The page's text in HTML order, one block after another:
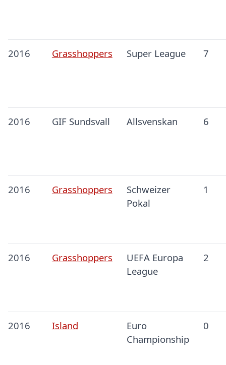
2016 Grasshoppers Super League 7
2016 GIF Sundsvall Allsvenskan 6
2016 Grasshoppers
Schweizer
Pokal
1
2016 Grasshoppers
UEFA Europa
League
2
2016 Island
Euro
Championship
0